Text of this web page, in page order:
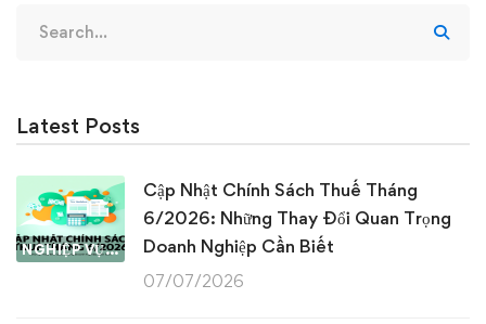
for:
Latest Posts
NGHIỆP VỤ KẾ TOÁN & THUẾ
Cập Nhật Chính Sách Thuế Tháng
6/2026: Những Thay Đổi Quan Trọng
Doanh Nghiệp Cần Biết
07/07/2026